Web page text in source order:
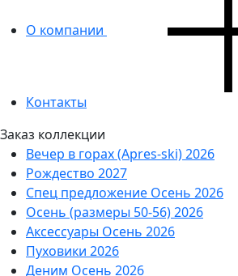
О компании
Контакты
Заказ коллекции
Вечер в горах (Apres-ski) 2026
Рождество 2027
Спец предложение Осень 2026
Осень (размеры 50-56) 2026
Аксессуары Осень 2026
Пуховики 2026
Деним Осень 2026